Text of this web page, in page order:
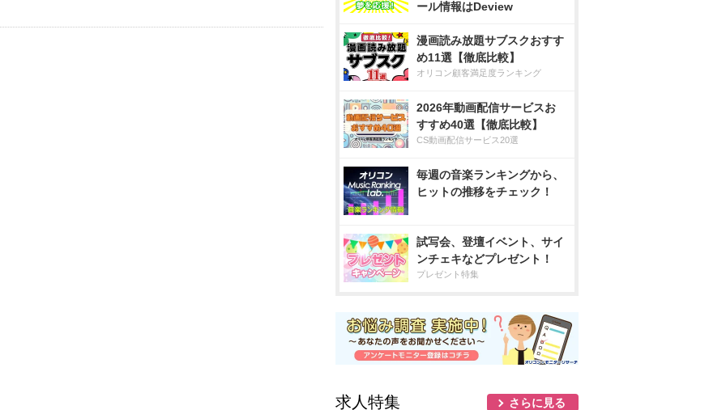
ール情報はDeview
漫画読み放題サブスクおすす
め11選【徹底比較】
オリコン顧客満足度ランキング
2026年動画配信サービスお
すすめ40選【徹底比較】
CS動画配信サービス20選
毎週の音楽ランキングから、
ヒットの推移をチェック！
試写会、登壇イベント、サイ
ンチェキなどプレゼント！
プレゼント特集
求人特集 さらに見る